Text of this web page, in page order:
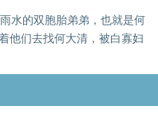
水的双胞胎弟弟，也就是何
他们去找何大清，被白寡妇